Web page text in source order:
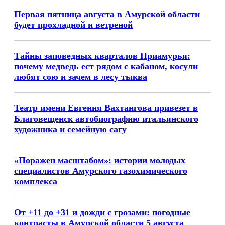
Первая пятница августа в Амурской области
будет прохладной и ветреной
Тайны заповедных кварталов Приамурья:
почему медведь ест рядом с кабаном, косули
любят сою и зачем в лесу тыква
Театр имени Евгения Вахтангова привезет в
Благовещенск автобиографию итальянского
художника и семейную сагу
«Поражен масштабом»: истории молодых
специалистов Амурского газохимического
комплекса
От +11 до +31 и дожди с грозами: погодные
контрасты в Амурской области 5 августа